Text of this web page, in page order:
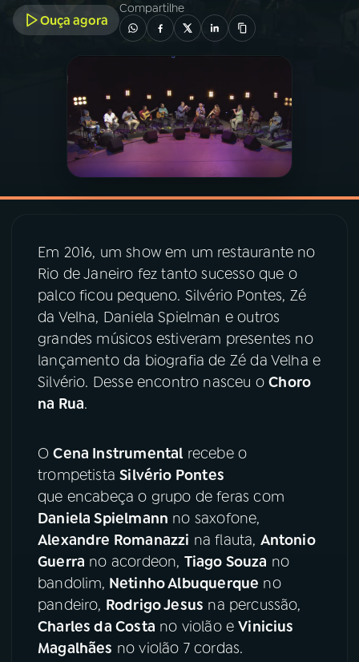
01INÍCIO
A RÁDIO
PROGRAMAÇÃO
PROGRAMAS
06 VIDEOCASTS
07ÚLTIMAS
08PRÊMIO RÁDIO MEC
YouTube Facebook
Instagram
TikTok
Ouça agora
Compartilhe
Em 2016, um show em um restaurante no
Rio de Janeiro fez tanto sucesso que o
palco ficou pequeno. Silvério Pontes, Zé
da Velha, Daniela Spielman e outros
grandes músicos estiveram presentes no
lançamento da biografia de Zé da Velha e
Silvério. Desse encontro nasceu o Choro
na Rua.
OCena Instrumental recebe o
trompetistaSilvério Pontes
que encabeça o grupo de feras com
Daniela Spielmann no saxofone,
Alexandre Romanazzi na flauta, Antonio
Guerra no acordeon, Tiago Souza no
bandolim, Netinho Albuquerque no
pandeiro, Rodrigo Jesus na percussão,
Charles da Costa no violão eVinicius
Magalhães no violão 7 cordas.